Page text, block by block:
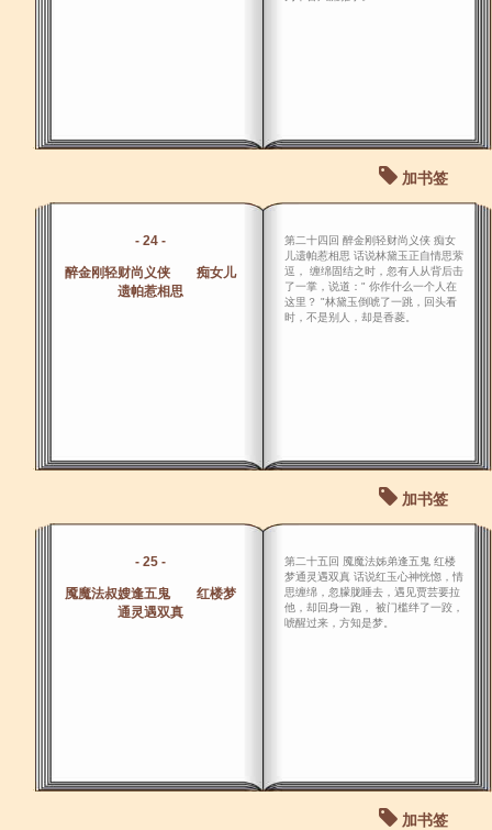
加书签
- 24 -
醉金刚轻财尚义侠 痴女儿
遗帕惹相思
第二十四回 醉金刚轻财尚义侠 痴女
儿遗帕惹相思 话说林黛玉正自情思萦
逗， 缠绵固结之时，忽有人从背后击
了一掌，说道：" 你作什么一个人在
这里？ "林黛玉倒唬了一跳，回头看
时，不是别人，却是香菱。
加书签
- 25 -
魇魔法叔嫂逢五鬼 红楼梦
通灵遇双真
第二十五回 魇魔法姊弟逢五鬼 红楼
梦通灵遇双真 话说红玉心神恍惚，情
思缠绵，忽朦胧睡去，遇见贾芸要拉
他，却回身一跑， 被门槛绊了一跤，
唬醒过来，方知是梦。
加书签